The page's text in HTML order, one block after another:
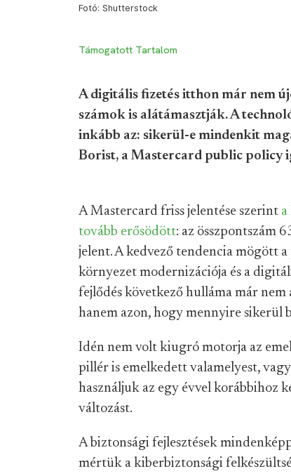
Fotó: Shutterstock
Támogatott Tartalom
A digitális fizetés itthon már nem
számok is alátámasztják. A
inkább az: sikerül-e mindenkit
Borist, a Mastercard public policy
A Mastercard friss jelentése szerint
tovább erősödött: az összpontszám
jelent. A kedvező tendencia mögött
környezet modernizációja és a
fejlődés következő hulláma már
hanem azon, hogy mennyire sikerül
Idén nem volt kiugró motorja az
pillér is emelkedett valamelyest,
használjuk az egy évvel korábbihoz
változást.
A biztonsági fejlesztések
mértük a kiberbiztonsági